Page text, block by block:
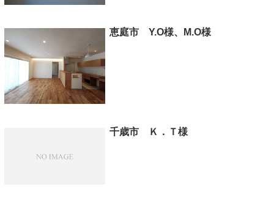
恵庭市 Y.O様、M.O様
千歳市 Ｋ．Ｔ様